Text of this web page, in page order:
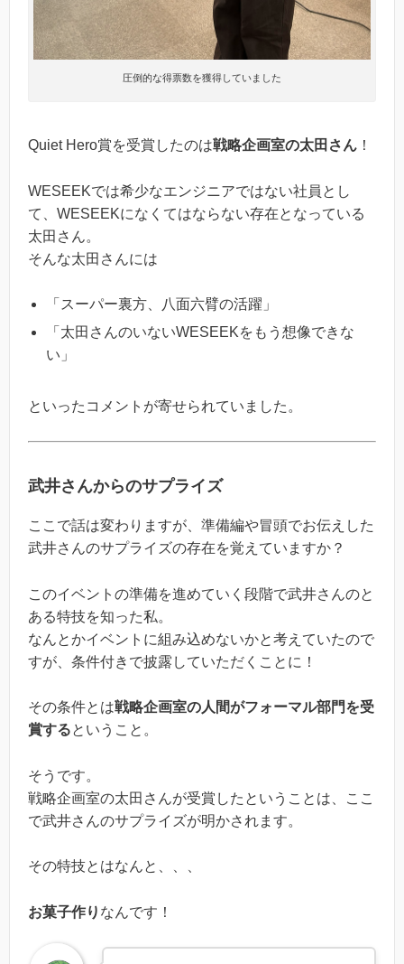
圧倒的な得票数を獲得していました
Quiet Hero賞を受賞したのは戦略企画室の太田さん ！
WESEEKでは希少なエンジニアではない社員とし
て、WESEEKになくてはならない存在となっている
太田さん。
そんな太田さんには
「スーパー裏方、八面六臂の活躍」
「太田さんのいないWESEEKをもう想像できな
い」
といったコメントが寄せられていました。
武井さんからのサプライズ
ここで話は変わりますが、準備編や冒頭でお伝えした
武井さんのサプライズの存在を覚えていますか？
このイベントの準備を進めていく段階で武井さんのと
ある特技を知った私。
なんとかイベントに組み込めないかと考えていたので
すが、条件付きで披露していただくことに！
その条件とは戦略企画室の人間がフォーマル部門を受
賞するということ。
そうです。
戦略企画室の太田さんが受賞したということは、ここ
で武井さんのサプライズが明かされます。
その特技とはなんと、、、
お菓子作り なんです！